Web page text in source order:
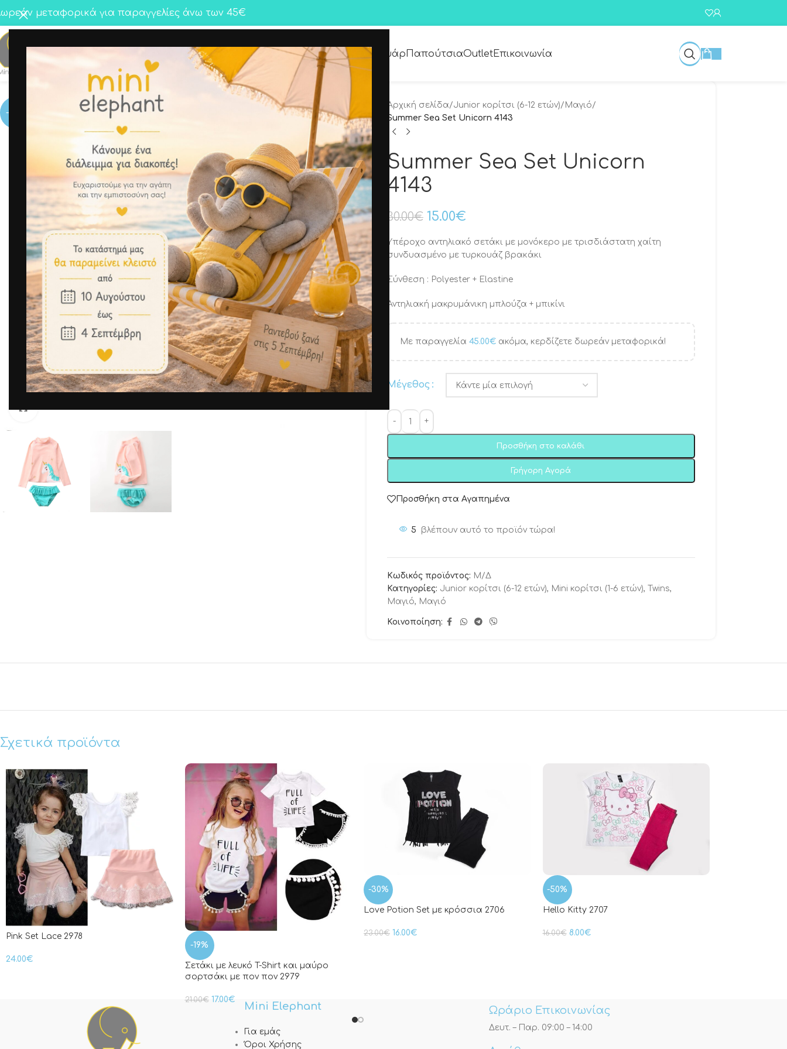
μεταφορικά για παραγγελίες άνω των 45€
ΚορίτσιΑγόρι Twins Premium Collection Αξεσουάρ ΠαπούτσιαOutletΕπικοινωνία
-50%
Αρχική σελίδα/Junior κορίτσι (6-12 ετών)/ Μαγιό/
Summer Sea Set Unicorn 4143
Summer Sea Set Unicorn
4143
30.00€ 15.00€
Υπέροχο αντηλιακό σετάκι με μονόκερο με τρισδιάστατη χαίτη
συνδυασμένο με τυρκουάζ βρακάκι
Σύνθεση : Polyester + Elastine
Αντηλιακή μακρυμάνικη μπλούζα + μπικίνι
Με παραγγελία 45.00€ακόμα, κερδίζετε δωρεάν μεταφορικά!
Μέγεθος
Προσθήκη στο καλάθι
Γρήγορη Αγορά
Προσθήκη στα Αγαπημένα
5 βλέπουν αυτό το προϊόν τώρα!
Κωδικός προϊόντος: Μ/Δ
Κατηγορίες: Junior κορίτσι (6-12 ετών), Mini κορίτσι (1-6 ετών), Twins,
Μαγιό, Μαγιό
Κοινοποίηση:
Σχετικά προϊόντα
Pink Set Lace 2978
24.00€
-19%
Σετάκι με λευκό T-Shirt και μαύρο
σορτσάκι με πον πον 2979
21.00€ 17.00€
-30%
Love Potion Set με κρόσσια 2706
23.00€ 16.00€
-50%
Hello Kitty 2707
16.00€ 8.00€
Mini Elephant
Για εμάς
Όροι Χρήσης
Ωράριο Επικοινωνίας
Δευτ. – Παρ. 09:00 – 14:00